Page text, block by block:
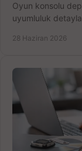
Oyun konsolu
uyumluluk
28 Haziran 2026